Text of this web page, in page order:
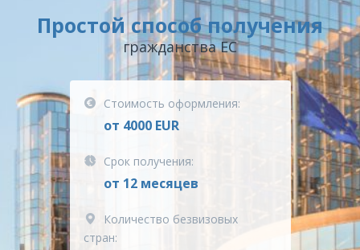
Простой способ получения
гражданства ЕС
Стоимость оформления:
от 4000 EUR
Срок получения:
от 12 месяцев
Количество безвизовых
стран: